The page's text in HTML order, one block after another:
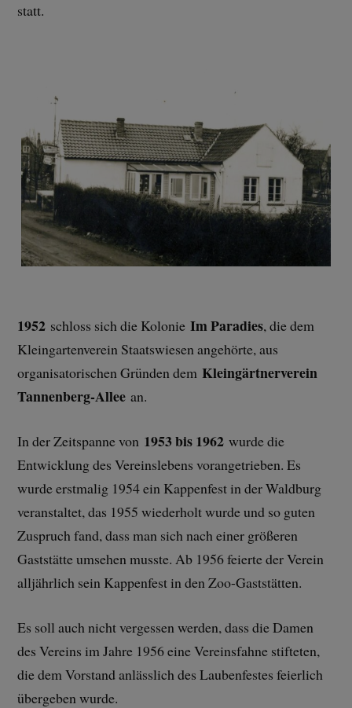
statt.
1952 schloss sich die KolonieIm Paradies, die dem
Kleingartenverein Staatswiesen angehörte, aus
organisatorischen Gründen demKleingärtnerverein
Tannenberg-Allee an.
In der Zeitspanne von 1953 bis 1962 wurde die
Entwicklung des Vereinslebens vorangetrieben. Es
wurde erstmalig 1954 ein Kappenfest in der Waldburg
veranstaltet, das 1955 wiederholt wurde und so guten
Zuspruch fand, dass man sich nach einer größeren
Gaststätte umsehen musste. Ab 1956 feierte der Verein
alljährlich sein Kappenfest in den Zoo-Gaststätten.
Es soll auch nicht vergessen werden, dass die Damen
des Vereins im Jahre 1956 eine Vereinsfahne stifteten,
die dem Vorstand anlässlich des Laubenfestes feierlich
übergeben wurde.